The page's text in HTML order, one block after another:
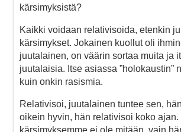
kärsimyksistä?
Kaikki voidaan relativisoida, etenkin
kärsimykset. Jokainen kuollut oli
juutalainen, on väärin sortaa muita ja
juutalaisia. Itse asiassa ”holokaustin”
kuin onkin rasismia.
Relativisoi, juutalainen tuntee sen,
oikein hyvin, hän relativisoi koko
kärsimyksemme ei ole mitään, vain